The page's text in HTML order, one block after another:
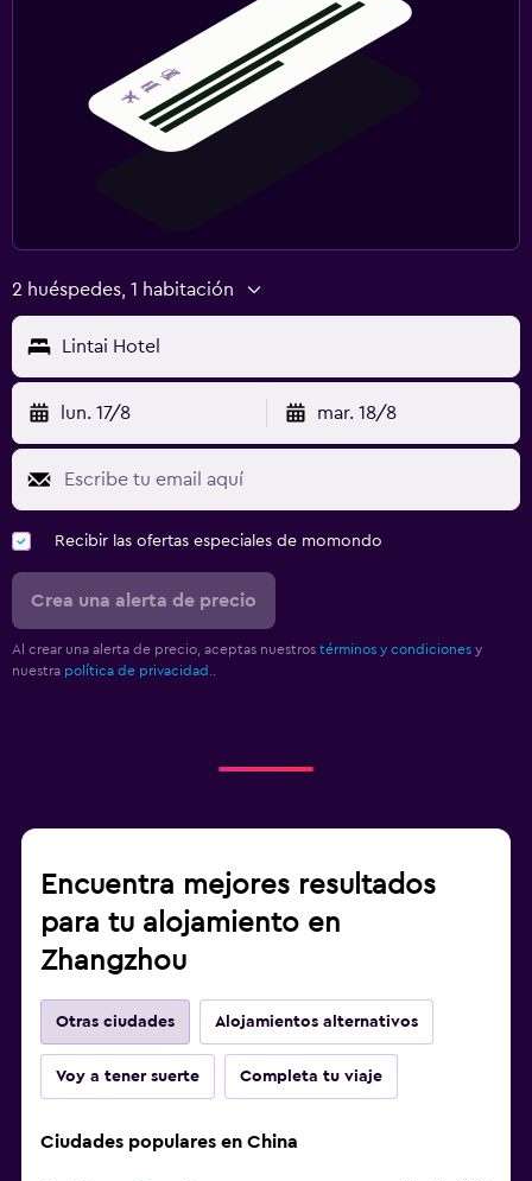
2 huéspedes, 1 habitación
Lintai Hotel
lun. 17/8 mar. 18/8
Recibir las ofertas especiales de momondo
Crea una alerta de precio
Al crear una alerta de precio, aceptas nuestros términos y condiciones y
nuestra política de privacidad.
Encuentra mejores resultados
para tu alojamiento en
Zhangzhou
Otras ciudades Alojamientos alternativos
Voy a tener suerte Completa tu viaje
Ciudades populares en China